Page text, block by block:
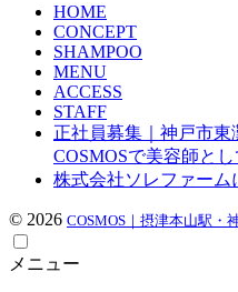
HOME
CONCEPT
SHAMPOO
MENU
ACCESS
STAFF
正社員募集｜神戸市
COSMOSで美容師と
株式会社ソレファーム
© 2026 COSMOS｜摂津本山駅・
メニュー